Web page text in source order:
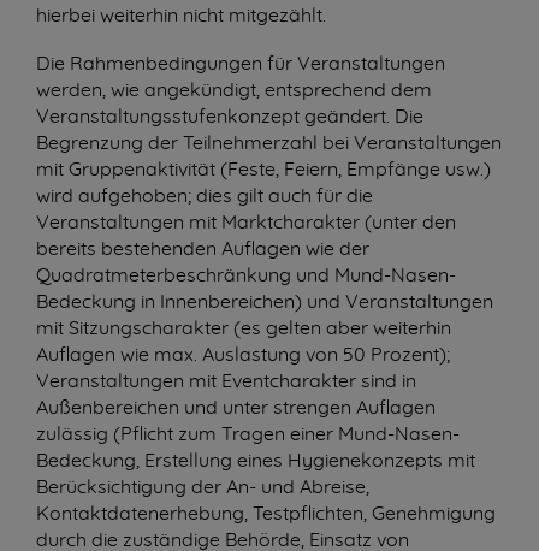
hierbei weiterhin nicht mitgezählt.
Die Rahmenbedingungen für Veranstaltungen
werden, wie angekündigt, entsprechend dem
Veranstaltungsstufenkonzept geändert. Die
Begrenzung der Teilnehmerzahl bei Veranstaltungen
mit Gruppenaktivität (Feste, Feiern, Empfänge usw.)
wird aufgehoben; dies gilt auch für die
Veranstaltungen mit Marktcharakter (unter den
bereits bestehenden Auflagen wie der
Quadratmeterbeschränkung und Mund-Nasen-
Bedeckung in Innenbereichen) und Veranstaltungen
mit Sitzungscharakter (es gelten aber weiterhin
Auflagen wie max. Auslastung von 50 Prozent);
Veranstaltungen mit Eventcharakter sind in
Außenbereichen und unter strengen Auflagen
zulässig (Pflicht zum Tragen einer Mund-Nasen-
Bedeckung, Erstellung eines Hygienekonzepts mit
Berücksichtigung der An- und Abreise,
Kontaktdatenerhebung, Testpflichten, Genehmigung
durch die zuständige Behörde, Einsatz von